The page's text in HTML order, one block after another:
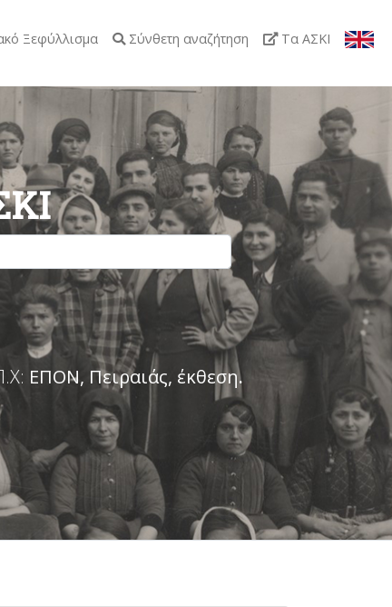
Ξεφύλλισμα Σύνθετη αναζήτηση Τα ΑΣΚΙ
ΕΠΟΝ, Πειραιάς, έκθεση.